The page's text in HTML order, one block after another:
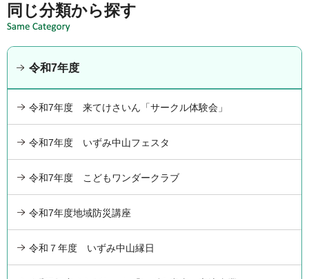
同じ分類から探す
令和7年度
令和7年度 来てけさいん「サークル体験会」
令和7年度 いずみ中山フェスタ
令和7年度 こどもワンダークラブ
令和7年度地域防災講座
令和７年度 いずみ中山縁日